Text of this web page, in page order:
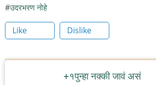
उदरभरण नोहे
Like Dislike
+१पुन्हा नक्की जावं असं